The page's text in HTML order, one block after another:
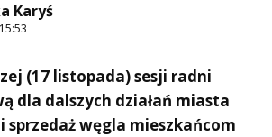
Karyś
(17 listopada) sesji radni
dla dalszych działań miasta
sprzedaż węgla mieszkańcom